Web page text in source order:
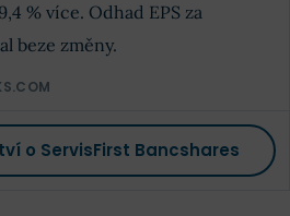
% více. Odhad EPS za
beze změny.
o ServisFirst Bancshares